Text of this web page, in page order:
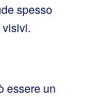
spesso
visivi.
essere un